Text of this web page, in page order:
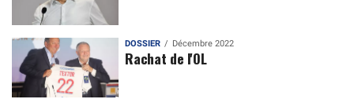
DOSSIER Décembre 2022
Rachat de l'OL